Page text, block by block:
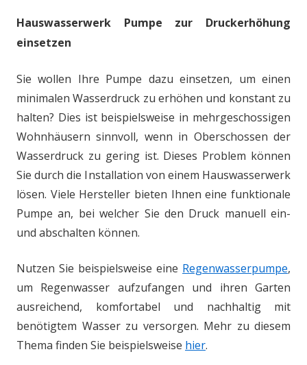
Hauswasserwerk Pumpe zur Druckerhöhung
einsetzen
Sie wollen Ihre Pumpe dazu einsetzen, um einen
minimalen Wasserdruck zu erhöhen und konstant zu
halten? Dies ist beispielsweise in mehrgeschossigen
Wohnhäusern sinnvoll, wenn in Oberschossen der
Wasserdruck zu gering ist. Dieses Problem können
Sie durch die Installation von einem Hauswasserwerk
lösen. Viele Hersteller bieten Ihnen eine funktionale
Pumpe an, bei welcher Sie den Druck manuell ein-
und abschalten können.
Nutzen Sie beispielsweise eine Regenwasserpumpe,
um Regenwasser aufzufangen und ihren Garten
ausreichend, komfortabel und nachhaltig mit
benötigtem Wasser zu versorgen. Mehr zu diesem
Thema finden Sie beispielsweise hier.